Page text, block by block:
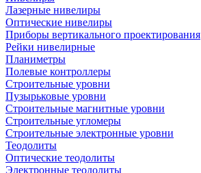
Лазерные нивелиры
Оптические нивелиры
Приборы вертикального проектирования
Рейки нивелирные
Планиметры
Полевые контроллеры
Строительные уровни
Пузырьковые уровни
Строительные магнитные уровни
Строительные угломеры
Строительные электронные уровни
Теодолиты
Оптические теодолиты
Электронные теодолиты